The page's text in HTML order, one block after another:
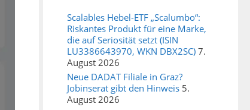
Scalables Hebel-ETF „Scalumbo“:
Riskantes Produkt für eine Marke,
die auf Seriosität setzt (ISIN
LU3386643970, WKN DBX2SC) 7.
August 2026
Neue DADAT Filiale in Graz?
Jobinserat gibt den Hinweis 5.
August 2026